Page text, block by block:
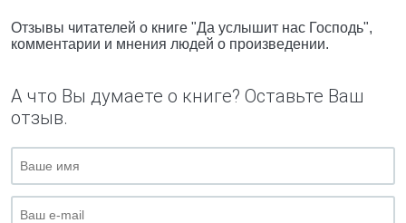
Отзывы читателей о книге "Да услышит нас Господь",
комментарии и мнения людей о произведении.
А что Вы думаете о книге? Оставьте Ваш
отзыв.